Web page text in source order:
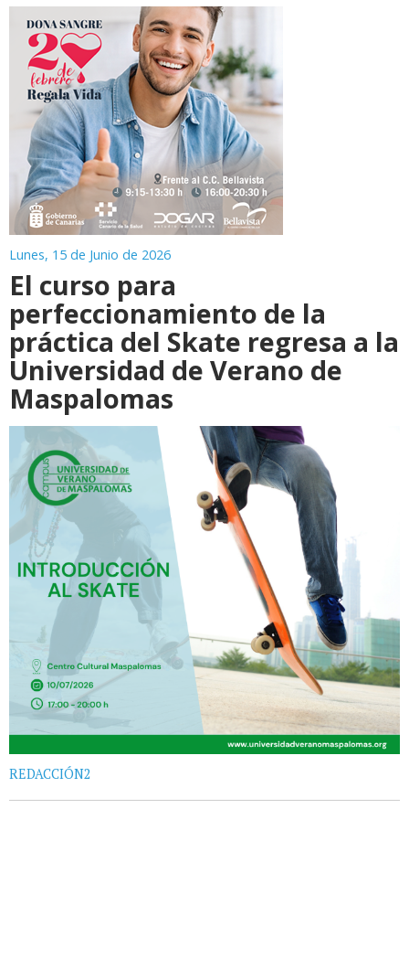
Lunes, 15 de Junio de 2026
El curso para
perfeccionamiento de la
práctica del Skate regresa a la
Universidad de Verano de
Maspalomas
REDACCIÓN2